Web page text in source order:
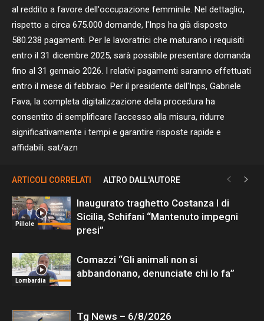
al reddito a favore dell'occupazione femminile. Nel dettaglio,
rispetto a circa 675.000 domande, l'Inps ha già disposto
580.238 pagamenti. Per le lavoratrici che maturano i requisiti
entro il 31 dicembre 2025, sarà possibile presentare domanda
fino al 31 gennaio 2026. I relativi pagamenti saranno effettuati
entro il mese di febbraio. Per il presidente dell'Inps, Gabriele
Fava, la completa digitalizzazione della procedura ha
consentito di semplificare l'accesso alla misura, ridurre
significativamente i tempi e garantire risposte rapide e
affidabili. sat/azn
ARTICOLI CORRELATI ALTRO DALL'AUTORE
Pillole
Inaugurato traghetto Costanza I di
Sicilia, Schifani “Mantenuto impegni
presi”
Lombardia
Comazzi “Gli animali non si
abbandonano, denunciate chi lo fa”
Tg News – 6/8/2026